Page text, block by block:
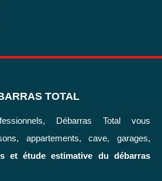
TOTAL
Débarras Total vous
appartements, cave, garages,
et étude estimative du débarras